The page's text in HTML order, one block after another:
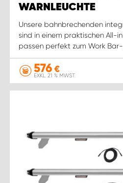
WARNLEUCHTE
Unsere bahnbrechenden
sind in einem praktischen All-
passen perfekt zum Work
576 €
EXKL. 21 % MWST.